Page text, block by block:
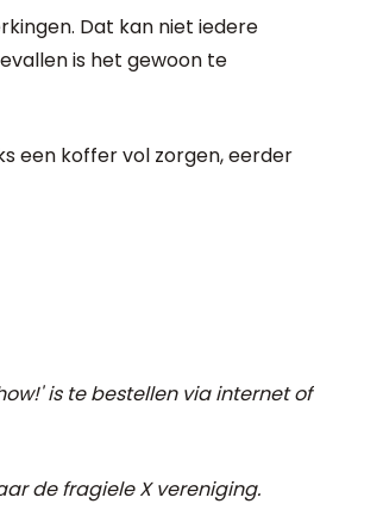
Dat kan niet iedere
is het gewoon te
een koffer vol zorgen, eerder
is te bestellen via internet of
de fragiele X vereniging.